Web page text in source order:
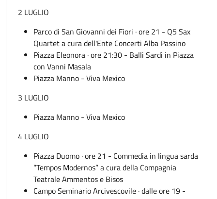
2 LUGLIO
Parco di San Giovanni dei Fiori · ore 21 - Q5 Sax
Quartet a cura dell'Ente Concerti Alba Passino
Piazza Eleonora · ore 21:30 - Balli Sardi in Piazza
con Vanni Masala
Piazza Manno - Viva Mexico
3 LUGLIO
Piazza Manno - Viva Mexico
4 LUGLIO
Piazza Duomo · ore 21 - Commedia in lingua sarda
“Tempos Modernos” a cura della Compagnia
Teatrale Ammentos e Bisos
Campo Seminario Arcivescovile · dalle ore 19 -